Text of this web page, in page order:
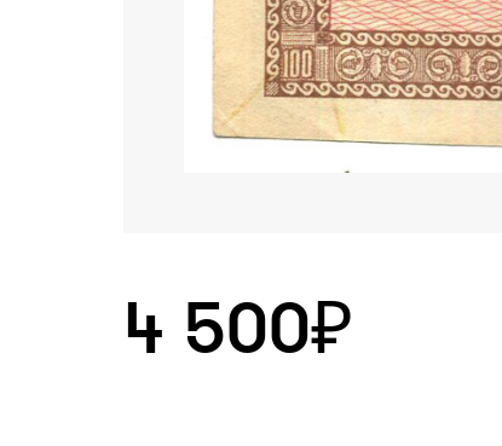
4 500₽